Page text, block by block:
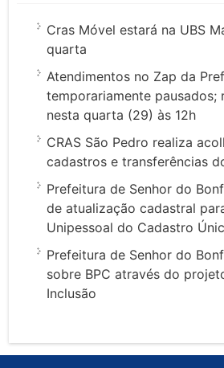
Cras Móvel estará na UBS
quarta
Atendimentos no Zap da
temporariamente pausados;
nesta quarta (29) às 12h
CRAS São Pedro realiza
cadastros e transferências
Prefeitura de Senhor do
de atualização cadastral
Unipessoal do Cadastro
Prefeitura de Senhor do
sobre BPC através do
Inclusão